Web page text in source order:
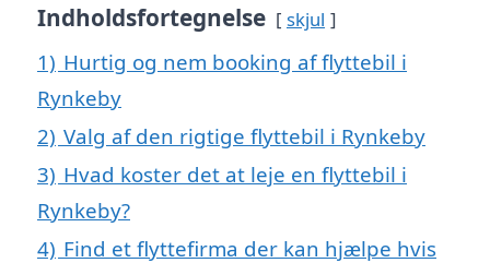
Indholdsfortegnelse skjul
1) Hurtig og nem booking af flyttebil i
Rynkeby
2) Valg af den rigtige flyttebil i Rynkeby
3) Hvad koster det at leje en flyttebil i
Rynkeby?
4) Find et flyttefirma der kan hjælpe hvis